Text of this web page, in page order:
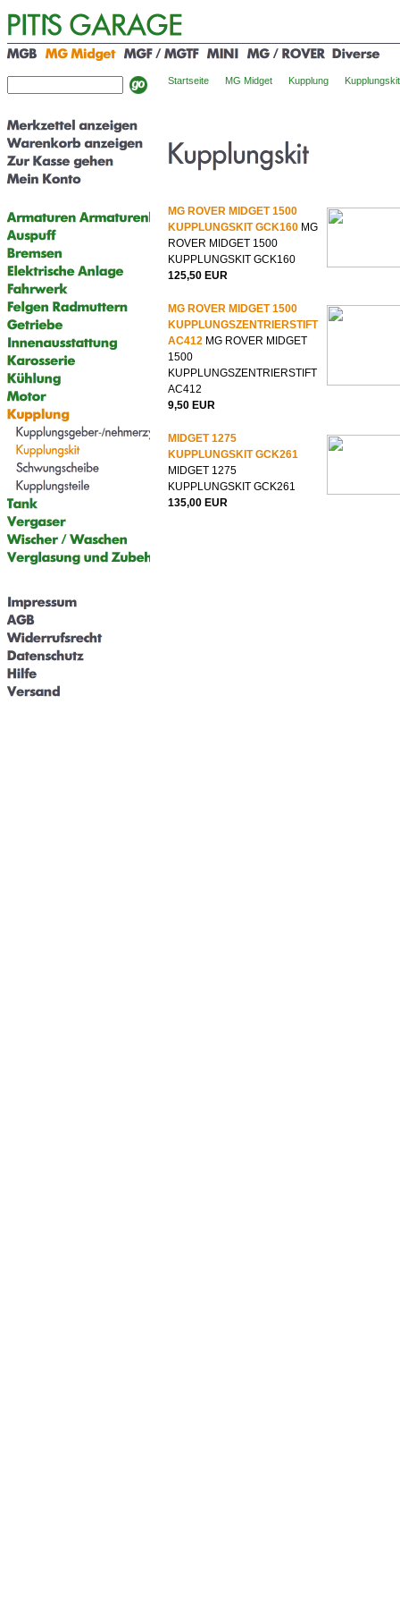
Startseite MG Midget Kupplung Kupplungskit
MG ROVER MIDGET 1500
KUPPLUNGSKIT GCK160 MG
ROVER MIDGET 1500
KUPPLUNGSKIT GCK160
125,50 EUR
MG ROVER MIDGET 1500
KUPPLUNGSZENTRIERSTIFT
AC412 MG ROVER MIDGET
1500
KUPPLUNGSZENTRIERSTIFT
AC412
9,50 EUR
MIDGET 1275
KUPPLUNGSKIT GCK261
MIDGET 1275
KUPPLUNGSKIT GCK261
135,00 EUR